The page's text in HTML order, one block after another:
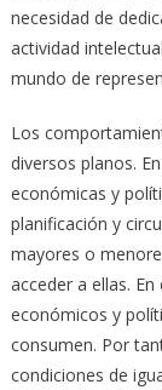
necesidad de
actividad
mundo de
Los
diversos planos.
económicas y
planificación y
mayores o
acceder a ellas.
económicos y
consumen. Por
condiciones de